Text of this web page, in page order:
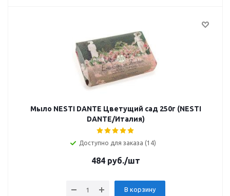
Мыло NESTI DANTE Цветущий сад 250г (NESTI
DANTE/Италия)
Доступно для заказа (14)
484руб./шт
В корзину